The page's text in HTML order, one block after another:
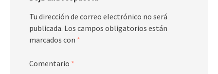
Tu dirección de correo electrónico no será
publicada. Los campos obligatorios están
marcados con *
Comentario *